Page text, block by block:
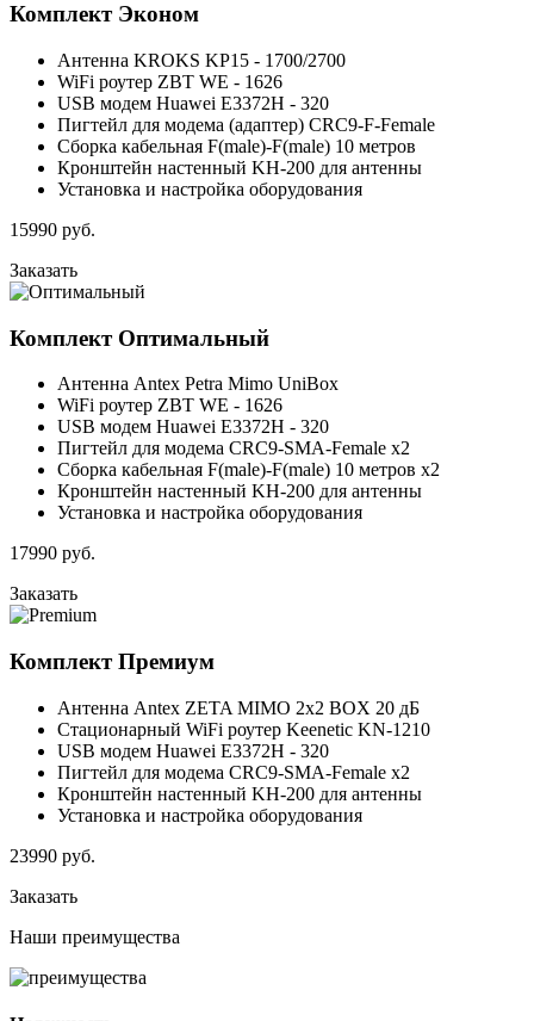
Комплект Эконом
Антенна KROKS KP15 - 1700/2700
WiFi роутер ZBT WE - 1626
USB модем Huawei E3372H - 320
Пигтейл для модема (адаптер) CRC9-F-Female
Сборка кабельная F(male)-F(male) 10 метров
Кронштейн настенный KH-200 для антенны
Установка и настройка оборудования
15990 руб.
Заказать
Комплект Оптимальный
Антенна Antex Petra Mimo UniBox
WiFi роутер ZBT WE - 1626
USB модем Huawei E3372H - 320
Пигтейл для модема CRC9-SMA-Female x2
Сборка кабельная F(male)-F(male) 10 метров x2
Кронштейн настенный KH-200 для антенны
Установка и настройка оборудования
17990 руб.
Заказать
КомплектПремиум
Антенна Antex ZETA MIMO 2x2 BOX 20 дБ
Стационарный WiFi роутер Keenetic KN-1210
USB модем Huawei E3372H - 320
Пигтейл для модема CRC9-SMA-Female x2
Кронштейн настенный KH-200 для антенны
Установка и настройка оборудования
23990 руб.
Заказать
Наши преимущества